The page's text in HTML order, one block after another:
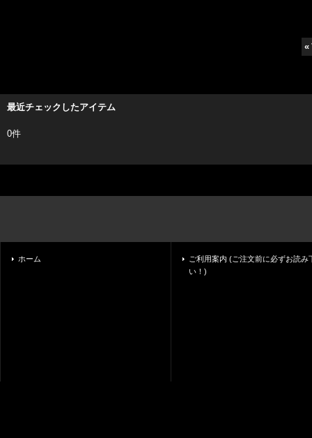
«
最近チェックしたアイテム
0件
ホーム
ご利用案内 (ご注文前に必ずお読み
い！)